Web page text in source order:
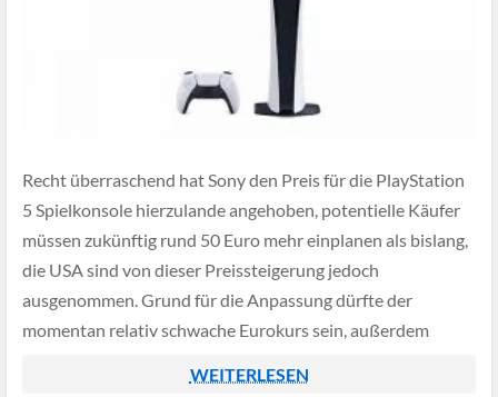
Recht überraschend hat Sony den Preis für die PlayStation
5 Spielkonsole hierzulande angehoben, potentielle Käufer
müssen zukünftig rund 50 Euro mehr einplanen als bislang,
die USA sind von dieser Preissteigerung jedoch
ausgenommen. Grund für die Anpassung dürfte der
momentan relativ schwache Eurokurs sein, außerdem
WEITERLESEN